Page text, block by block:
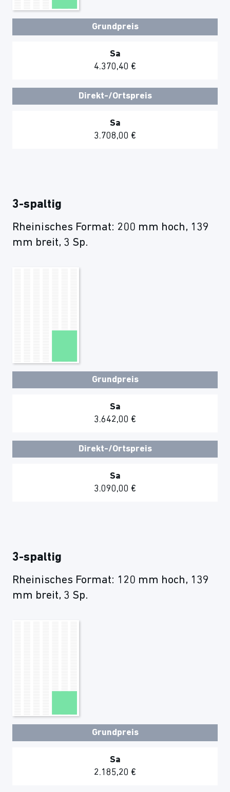
Grundpreis
Sa
4.370,40 €
Direkt-/Ortspreis
Sa
3.708,00 €
3-spaltig
Rheinisches Format: 200 mm hoch, 139
mm breit, 3 Sp.
Grundpreis
Sa
3.642,00 €
Direkt-/Ortspreis
Sa
3.090,00 €
3-spaltig
Rheinisches Format: 120 mm hoch, 139
mm breit, 3 Sp.
Grundpreis
Sa
2.185,20 €